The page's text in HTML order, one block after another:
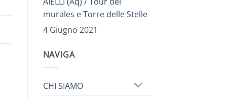
murales e Torre delle Stelle
4 Giugno 2021
NAVIGA
CHI SIAMO